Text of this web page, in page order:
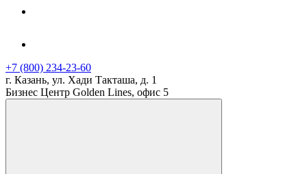
+7 (800) 234-23-60
г. Казань, ул. Хади Такташа, д. 1
Бизнес Центр Golden Lines, офис 5